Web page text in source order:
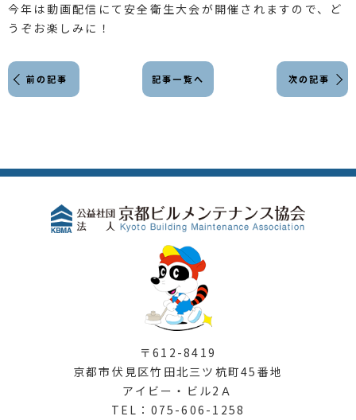
今年は動画配信にて安全衛生大会が開催されますので、ど
うぞお楽しみに！
前の記事 記事一覧へ 次の記事
〒612-8419
京都市伏見区竹田北三ツ杭町45番地
アイビー・ビル2Ａ
TEL：075-606-1258